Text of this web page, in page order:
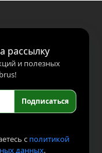
рассылку
и полезных
Подписаться
с политикой
данных.